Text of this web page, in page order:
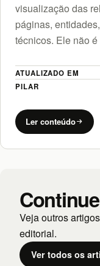
visualização das
páginas,
técnicos. Ele não
ATUALIZADO EM
PILAR
Ler conteúdo
Veja outros
editorial.
Ver todos os